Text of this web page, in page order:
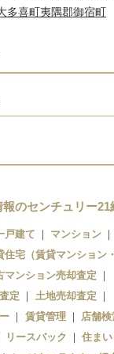
多喜町夷隅郡御宿町
のセンチュリー21
戸建て マンション
住宅（賃貸マンション
マンション売却査定
定
土地売却査定
賃貸管理
店舗検
リースバック
住ま